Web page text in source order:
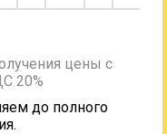
цены с
20%
до полного